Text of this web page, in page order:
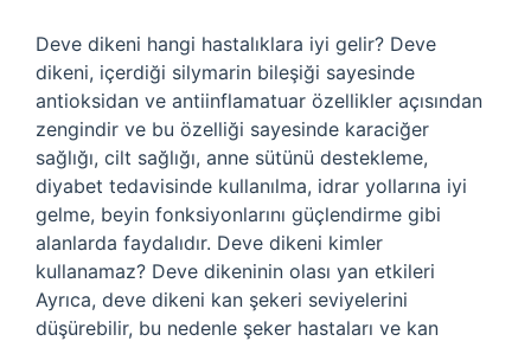
Deve dikeni hangi hastalıklara iyi gelir? Deve
dikeni, içerdiği silymarin bileşiği sayesinde
antioksidan ve antiinflamatuar özellikler açısından
zengindir ve bu özelliği sayesinde karaciğer
sağlığı, cilt sağlığı, anne sütünü destekleme,
diyabet tedavisinde kullanılma, idrar yollarına iyi
gelme, beyin fonksiyonlarını güçlendirme gibi
alanlarda faydalıdır. Deve dikeni kimler
kullanamaz? Deve dikeninin olası yan etkileri
Ayrıca, deve dikeni kan şekeri seviyelerini
düşürebilir, bu nedenle şeker hastaları ve kan